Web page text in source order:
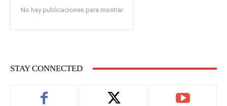
No hay publicaciones para mostrar
STAY CONNECTED